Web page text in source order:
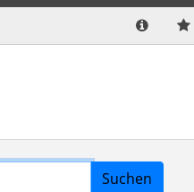
Suchen